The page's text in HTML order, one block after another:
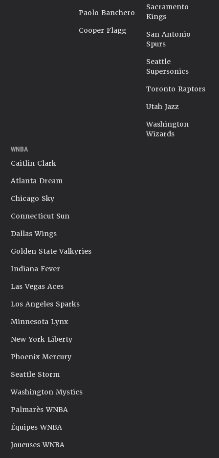
Paolo Banchero
Cooper Flagg
Sacramento
Kings
San Antonio
Spurs
Seattle
Supersonics
Toronto Raptors
Utah Jazz
Washington
Wizards
WNBA
Caitlin Clark
Atlanta Dream
Chicago Sky
Connecticut Sun
Dallas Wings
Golden State Valkyries
Indiana Fever
Las Vegas Aces
Los Angeles Sparks
Minnesota Lynx
New York Liberty
Phoenix Mercury
Seattle Storm
Washington Mystics
Palmarès WNBA
Équipes WNBA
Joueuses WNBA